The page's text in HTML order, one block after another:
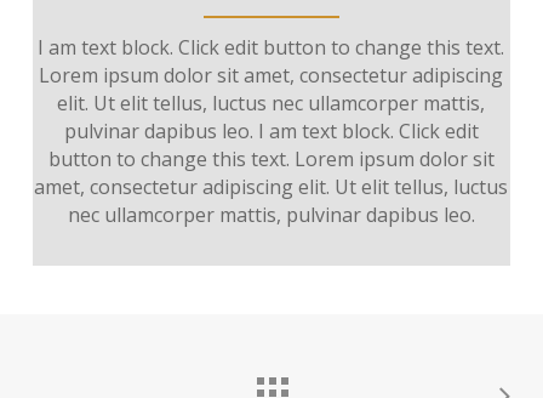
I am text block. Click edit button to change this text.
Lorem ipsum dolor sit amet, consectetur adipiscing
elit. Ut elit tellus, luctus nec ullamcorper mattis,
pulvinar dapibus leo. I am text block. Click edit
button to change this text. Lorem ipsum dolor sit
amet, consectetur adipiscing elit. Ut elit tellus, luctus
nec ullamcorper mattis, pulvinar dapibus leo.